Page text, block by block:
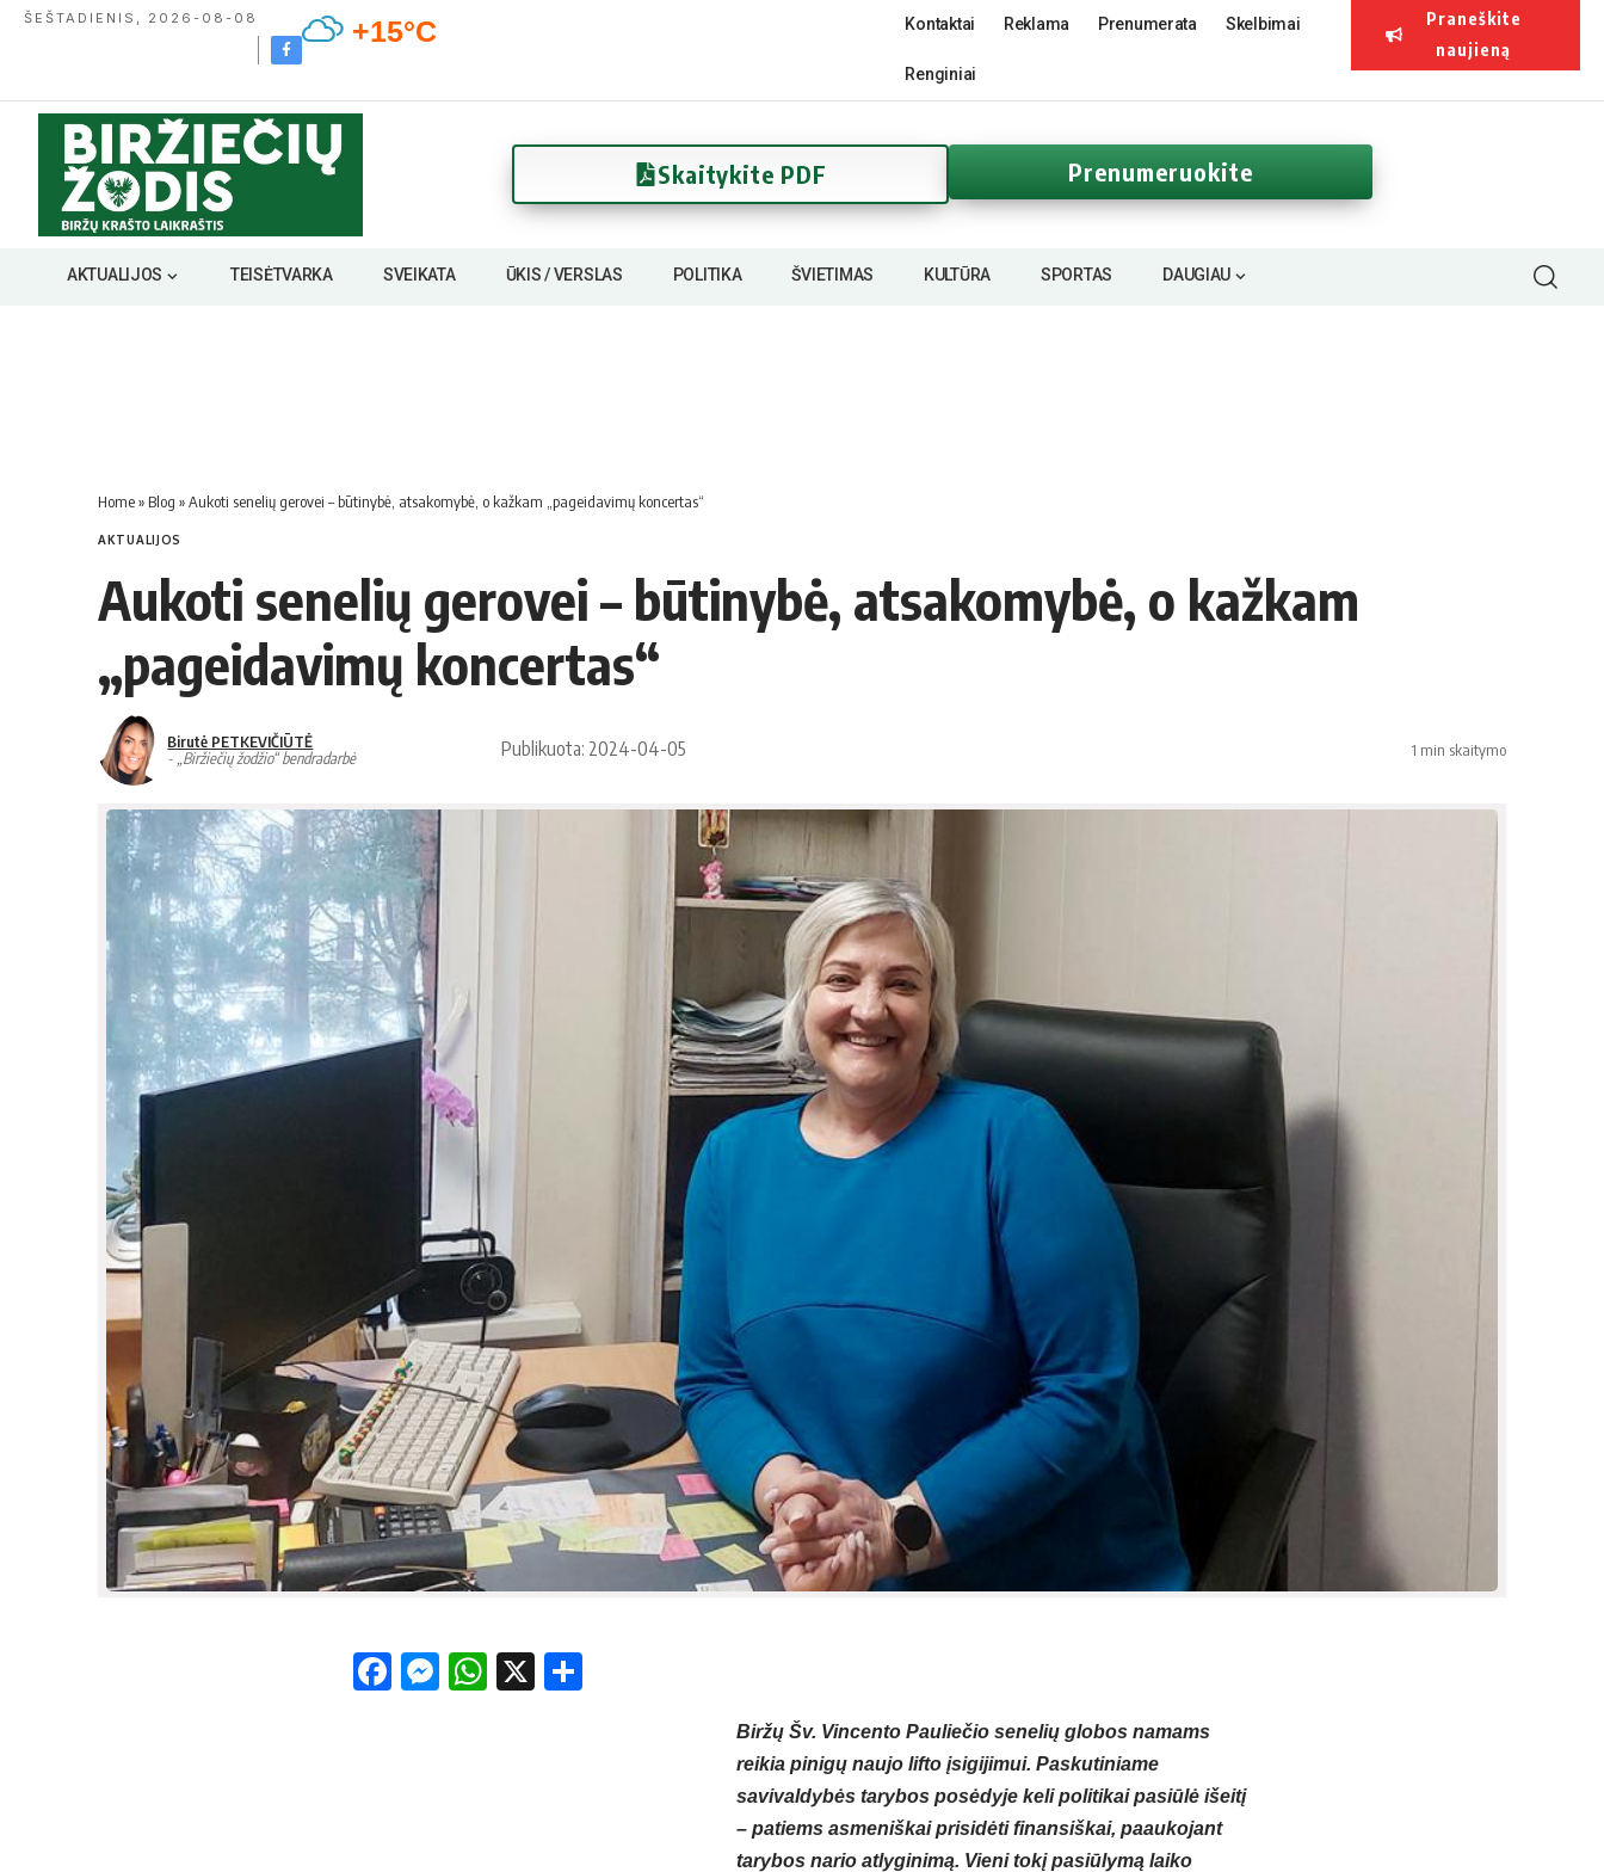
ŠEŠTADIENIS, 2026-08-08 +15°C Kontaktai Reklama Prenumerata Skelbimai
Renginiai
Praneškite
naujieną
Skaitykite PDF Prenumeruokite
AKTUALIJOS TEISĖTVARKA SVEIKATA ŪKIS / VERSLAS POLITIKA ŠVIETIMAS KULTŪRA SPORTAS DAUGIAU
Home» Blog »Aukoti senelių gerovei – būtinybė, atsakomybė, o kažkam „pageidavimų koncertas“
AKTUALIJOS
Aukoti senelių gerovei – būtinybė, atsakomybė, o kažkam
„pageidavimų koncertas“
Birutė PETKEVIČIŪTĖ
- „Biržiečių žodžio“ bendradarbė
Publikuota: 2024-04-05 1 min skaitymo
Facebook
Messenger
WhatsApp
X
Biržų Šv. Vincento Pauliečio senelių globos namams
reikia pinigų naujo lifto įsigijimui. Paskutiniame
savivaldybės tarybos posėdyje keli politikai pasiūlė išeitį
– patiems asmeniškai prisidėti finansiškai, paaukojant
tarybos nario atlyginimą. Vieni tokį pasiūlymą laiko